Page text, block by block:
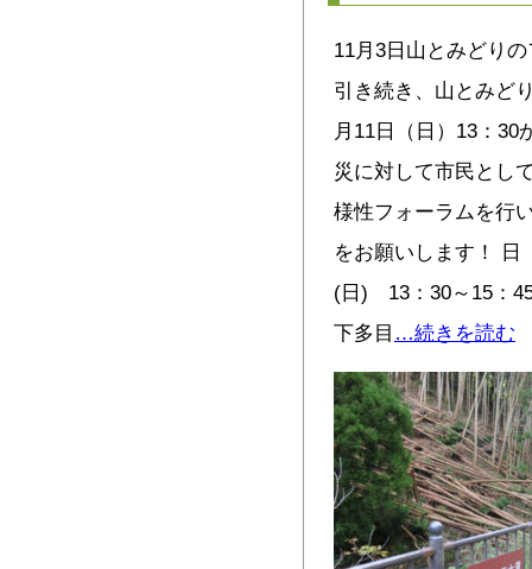
11月3日山とみどり
引き続き、山とみど
月11日（日）13：30
災に対して市民とし
様性フォーラムを行
をお願いします！
(日) 13：30～15：
下多目 …続きを読む